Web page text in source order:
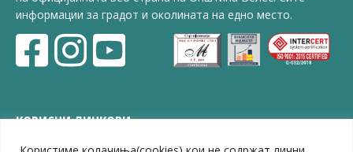
информации за градот и околината на едно место.
КОРИСНИ ЛИНКОВИ